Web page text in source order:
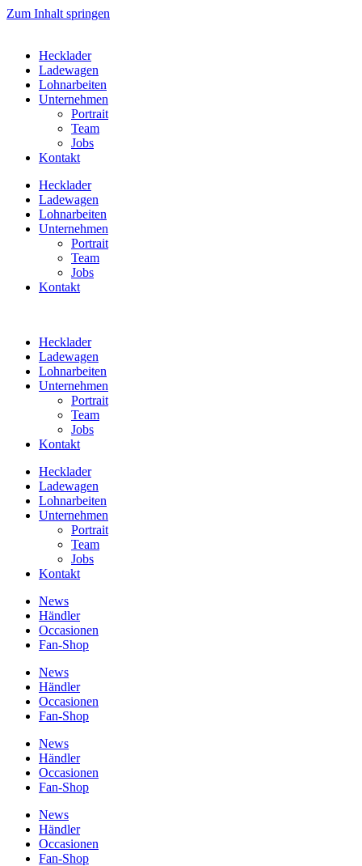
Zum Inhalt springen
Hecklader
Ladewagen
Lohnarbeiten
Unternehmen
Portrait
Team
Jobs
Kontakt
Hecklader
Ladewagen
Lohnarbeiten
Unternehmen
Portrait
Team
Jobs
Kontakt
Hecklader
Ladewagen
Lohnarbeiten
Unternehmen
Portrait
Team
Jobs
Kontakt
Hecklader
Ladewagen
Lohnarbeiten
Unternehmen
Portrait
Team
Jobs
Kontakt
News
Händler
Occasionen
Fan-Shop
News
Händler
Occasionen
Fan-Shop
News
Händler
Occasionen
Fan-Shop
News
Händler
Occasionen
Fan-Shop